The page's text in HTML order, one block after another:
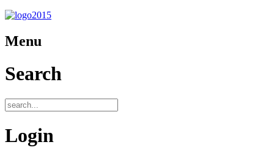
Menu
Search
Login